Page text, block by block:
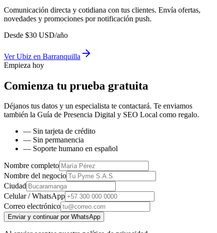
Comunicación directa y cotidiana con tus clientes. Envía ofertas,
novedades y promociones por notificación push.
Desde $30 USD/año
VerUbiz en Barranquilla
Empieza hoy
Comienza tu prueba gratuita
Déjanos tus datos y un especialista te contactará. Te enviamos
también la Guía de Presencia Digital y SEO Local como regalo.
— Sin tarjeta de crédito
— Sin permanencia
— Soporte humano en español
Nombre completo
Nombre del negocio
Ciudad
Celular / WhatsApp
Correo electrónico
Enviar y continuar por WhatsApp